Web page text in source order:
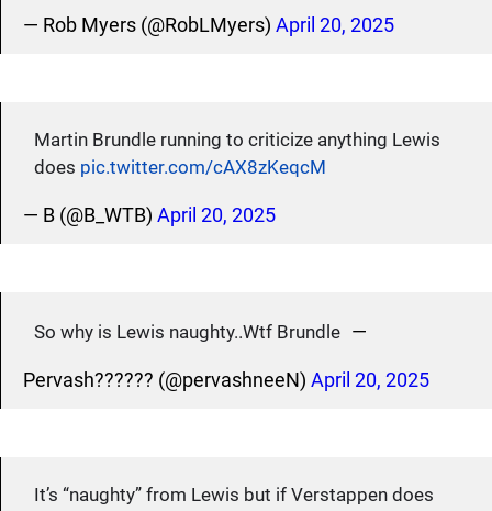
— Rob Myers (@RobLMyers) April 20, 2025
Martin Brundle running to criticize anything Lewis
does pic.twitter.com/cAX8zKeqcM
— B (@B_WTB) April 20, 2025
So why is Lewis naughty..Wtf Brundle —
Pervash?????? (@pervashneeN) April 20, 2025
It’s “naughty” from Lewis but if Verstappen does